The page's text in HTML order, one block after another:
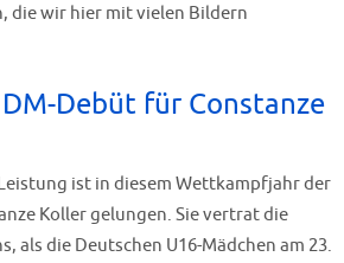
die wir hier mit vielen Bildern
Debüt für Constanze
ist in diesem Wettkampfjahr der
Koller gelungen. Sie vertrat die
als die Deutschen U16-Mädchen am 23.